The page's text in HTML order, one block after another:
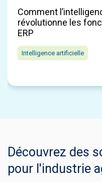
Comment
révolutionne les
ERP
Intelligence artificielle
Découvrez des
pour l'industrie